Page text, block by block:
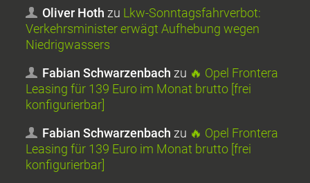
Oliver Hoth zu Lkw-Sonntagsfahrverbot:
Verkehrsminister erwägt Aufhebung wegen
Niedrigwassers
Fabian Schwarzenbach zu 🔥 Opel Frontera
Leasing für 139 Euro im Monat brutto [frei
konfigurierbar]
Fabian Schwarzenbach zu 🔥 Opel Frontera
Leasing für 139 Euro im Monat brutto [frei
konfigurierbar]